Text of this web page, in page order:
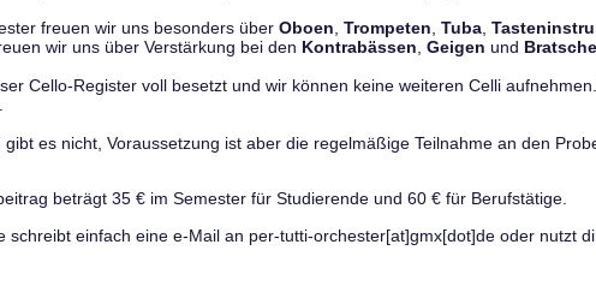
freuen wir uns besonders über Oboen Trompeten Tuba
wir uns über Verstärkung bei den Kontrabässen Geigen und
Cello-Register voll besetzt und wir können keine weiteren Celli
gibt es nicht, Voraussetzung ist aber die regelmäßige Teilnahme an den
beträgt 35 € im Semester für Studierende und 60 € für Berufstätige.
schreibt einfach eine e-Mail an per-tutti-orchester[at]gmx[dot]de oder nutzt